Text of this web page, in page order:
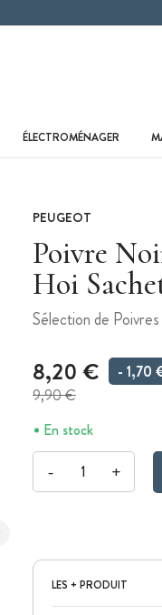
ÉLECTROMÉNAGER
PEUGEOT
Poivre
Hoi
Sélection de
8,20 €
9,90 €
- 1,70
En stock
- +
LES + PRODUIT